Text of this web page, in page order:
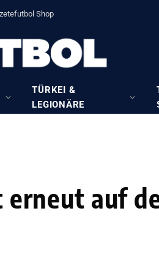
Shop
TÜRKEI &
LEGIONÄRE
erneut auf